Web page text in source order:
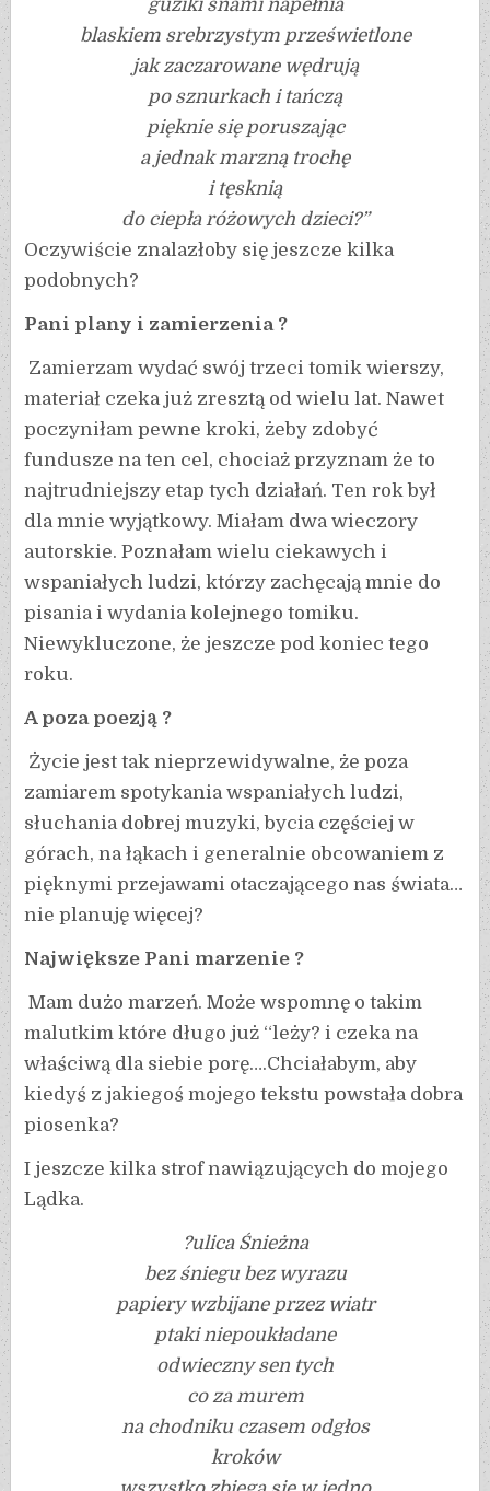
guziki snami napełnia
blaskiem srebrzystym prześwietlone
jak zaczarowane wędrują
po sznurkach i tańczą
pięknie się poruszając
a jednak marzną trochę
i tęsknią
do ciepła różowych dzieci?”
Oczywiście znalazłoby się jeszcze kilka
podobnych?
Pani plany i zamierzenia ?
Zamierzam wydać swój trzeci tomik wierszy,
materiał czeka już zresztą od wielu lat. Nawet
poczyniłam pewne kroki, żeby zdobyć
fundusze na ten cel, chociaż przyznam że to
najtrudniejszy etap tych działań. Ten rok był
dla mnie wyjątkowy. Miałam dwa wieczory
autorskie. Poznałam wielu ciekawych i
wspaniałych ludzi, którzy zachęcają mnie do
pisania i wydania kolejnego tomiku.
Niewykluczone, że jeszcze pod koniec tego
roku.
A poza poezją ?
Życie jest tak nieprzewidywalne, że poza
zamiarem spotykania wspaniałych ludzi,
słuchania dobrej muzyki, bycia częściej w
górach, na łąkach i generalnie obcowaniem z
pięknymi przejawami otaczającego nas świata…
nie planuję więcej?
Największe Pani marzenie ?
Mam dużo marzeń. Może wspomnę o takim
malutkim które długo już “leży? i czeka na
właściwą dla siebie porę….Chciałabym, aby
kiedyś z jakiegoś mojego tekstu powstała dobra
piosenka?
I jeszcze kilka strof nawiązujących do mojego
Lądka.
?ulica Śnieżna
bez śniegu bez wyrazu
papiery wzbijane przez wiatr
ptaki niepoukładane
odwieczny sen tych
co za murem
na chodniku czasem odgłos
kroków